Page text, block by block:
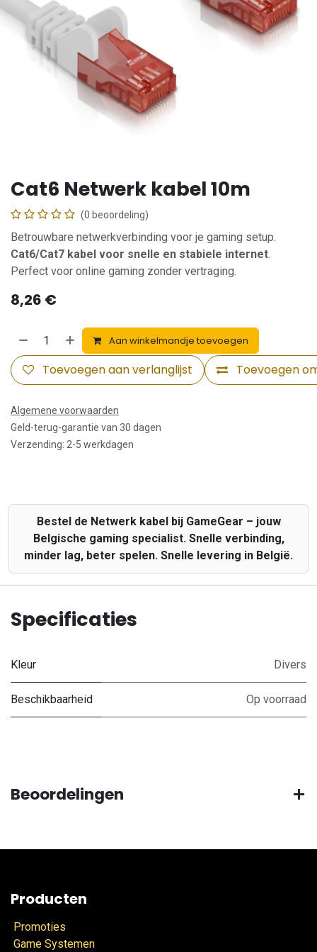
Cat6 Netwerk kabel 10m
(0 beoordeling)
Betrouwbare netwerkverbinding voor je gaming setup.
Cat6/Cat7 kabel voor snelle en stabiele internet.
Perfect voor online gaming zonder vertraging.
8,26 €
Aan winkelmandje toevoegen
Toevoegen
Toevoegen aan verlanglijst
Algemene voorwaarden
Geld-terug-garantie van 30 dagen
Verzending: 2-5 werkdagen
Bestel de Netwerk kabel bij GameGear – jouw
Belgische gaming specialist. Snelle verbinding,
minder lag, beter spelen. Snelle levering in België.
Specificaties
Kleur Divers
Beschikbaarheid Op voorraad
Beoordelingen
Producten
Promoties
Game Systemen